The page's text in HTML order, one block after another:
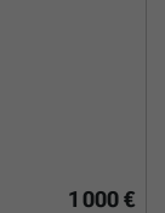
1 000 €